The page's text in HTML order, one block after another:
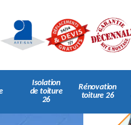
Isolation
de toiture
26
Rénovation
toiture 26